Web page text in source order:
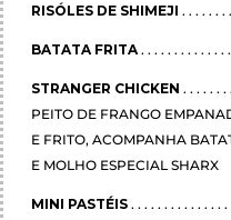
RISÓLES DE SHIMEJI . . . . . . .
BATATA FRITA. . . . . . . . . . . . .
STRANGER CHICKEN . . . . . . .
PEITO DE FRANGO
E FRITO, ACOMPANHA
E MOLHO ESPECIAL SHARX
MINI PASTÉIS . . . . . . . . . . . . . .